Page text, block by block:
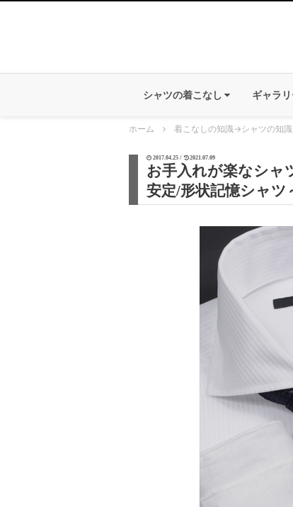
シャツの着こなし ギャラ
ホーム 着こなしの知識→ シャツの知識
2017.04.25 / 2021.07.09
お手入れが楽なシ
安定/形状記憶シャツ
【メンズ・Tシャツ】半袖・綿100%・